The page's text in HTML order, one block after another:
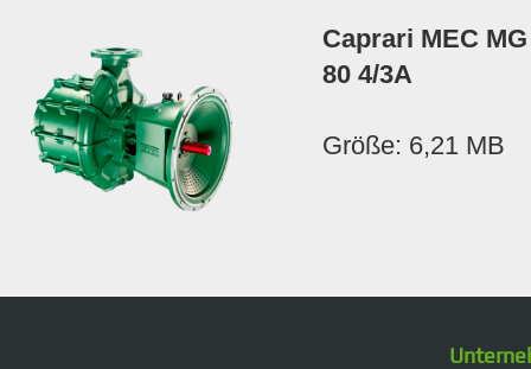
Caprari MEC MG
80 4/3A
Größe: 6,21 MB